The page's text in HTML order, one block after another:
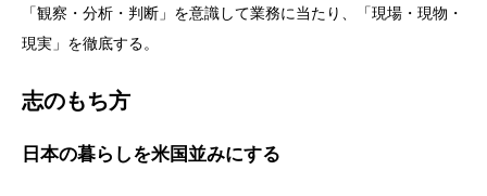
「観察・分析・判断」を意識して業務に当たり、「現場・現物・
現実」を徹底する。
志のもち方
日本の暮らしを米国並みにする